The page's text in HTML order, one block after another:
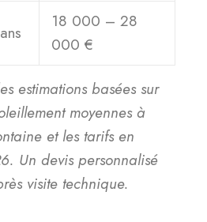
18 000 – 28
000 €
estimations basées sur
moyennes à
et les tarifs en
Un devis personnalisé
visite technique.